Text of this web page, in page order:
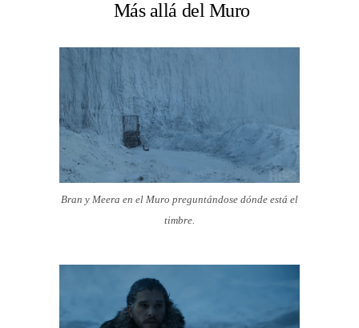
Más allá del Muro
Bran y Meera en el Muro preguntándose dónde está el
timbre.